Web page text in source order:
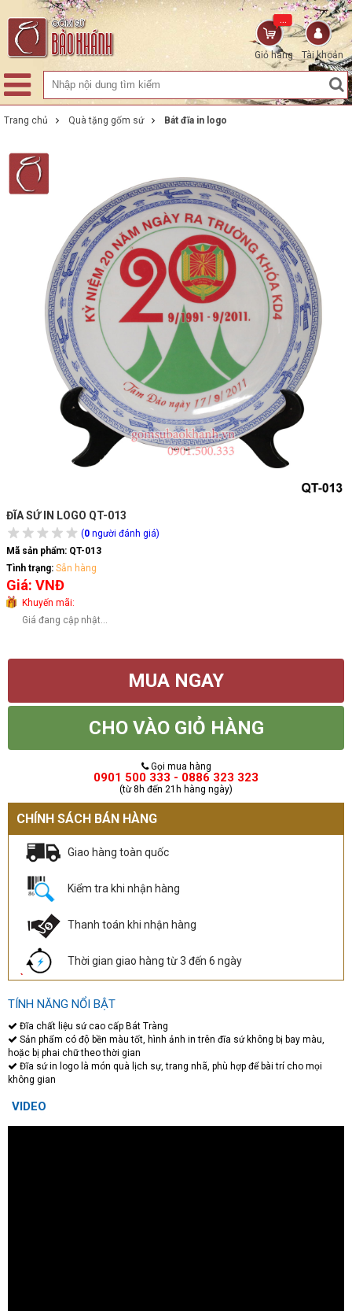
Tài khoản
Giỏ hàng
...
Trang chủ Quà tặng gốm sứ Bát đĩa in logo
ĐĨA SỨ IN LOGO QT-013
(0 người đánh giá)
Mã sản phẩm: QT-013
Tình trạng: Sẵn hàng
Giá: VNĐ
Khuyến mãi:
Giá đang cập nhật...
MUA NGAY
CHO VÀO GIỎ HÀNG
Gọi mua hàng
0901 500 333 - 0886 323 323
(từ 8h đến 21h hàng ngày)
CHÍNH SÁCH BÁN HÀNG
Giao hàng toàn quốc
Kiểm tra khi nhận hàng
Thanh toán khi nhận hàng
Thời gian giao hàng từ 3 đến 6 ngày
TÍNH NĂNG NỔI BẬT
Đĩa chất liệu sứ cao cấp Bát Tràng
Sản phẩm có độ bền màu tốt, hình ảnh in trên đĩa sứ không bị bay màu,
hoặc bị phai chữ theo thời gian
Đĩa sứ in logo là món quà lịch sự, trang nhã, phù hợp để bài trí cho mọi
không gian
VIDEO